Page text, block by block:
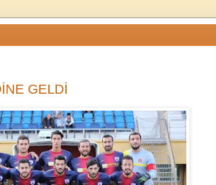
GELDİ